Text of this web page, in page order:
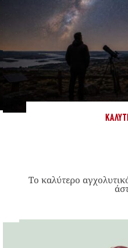
Το καλύτερο